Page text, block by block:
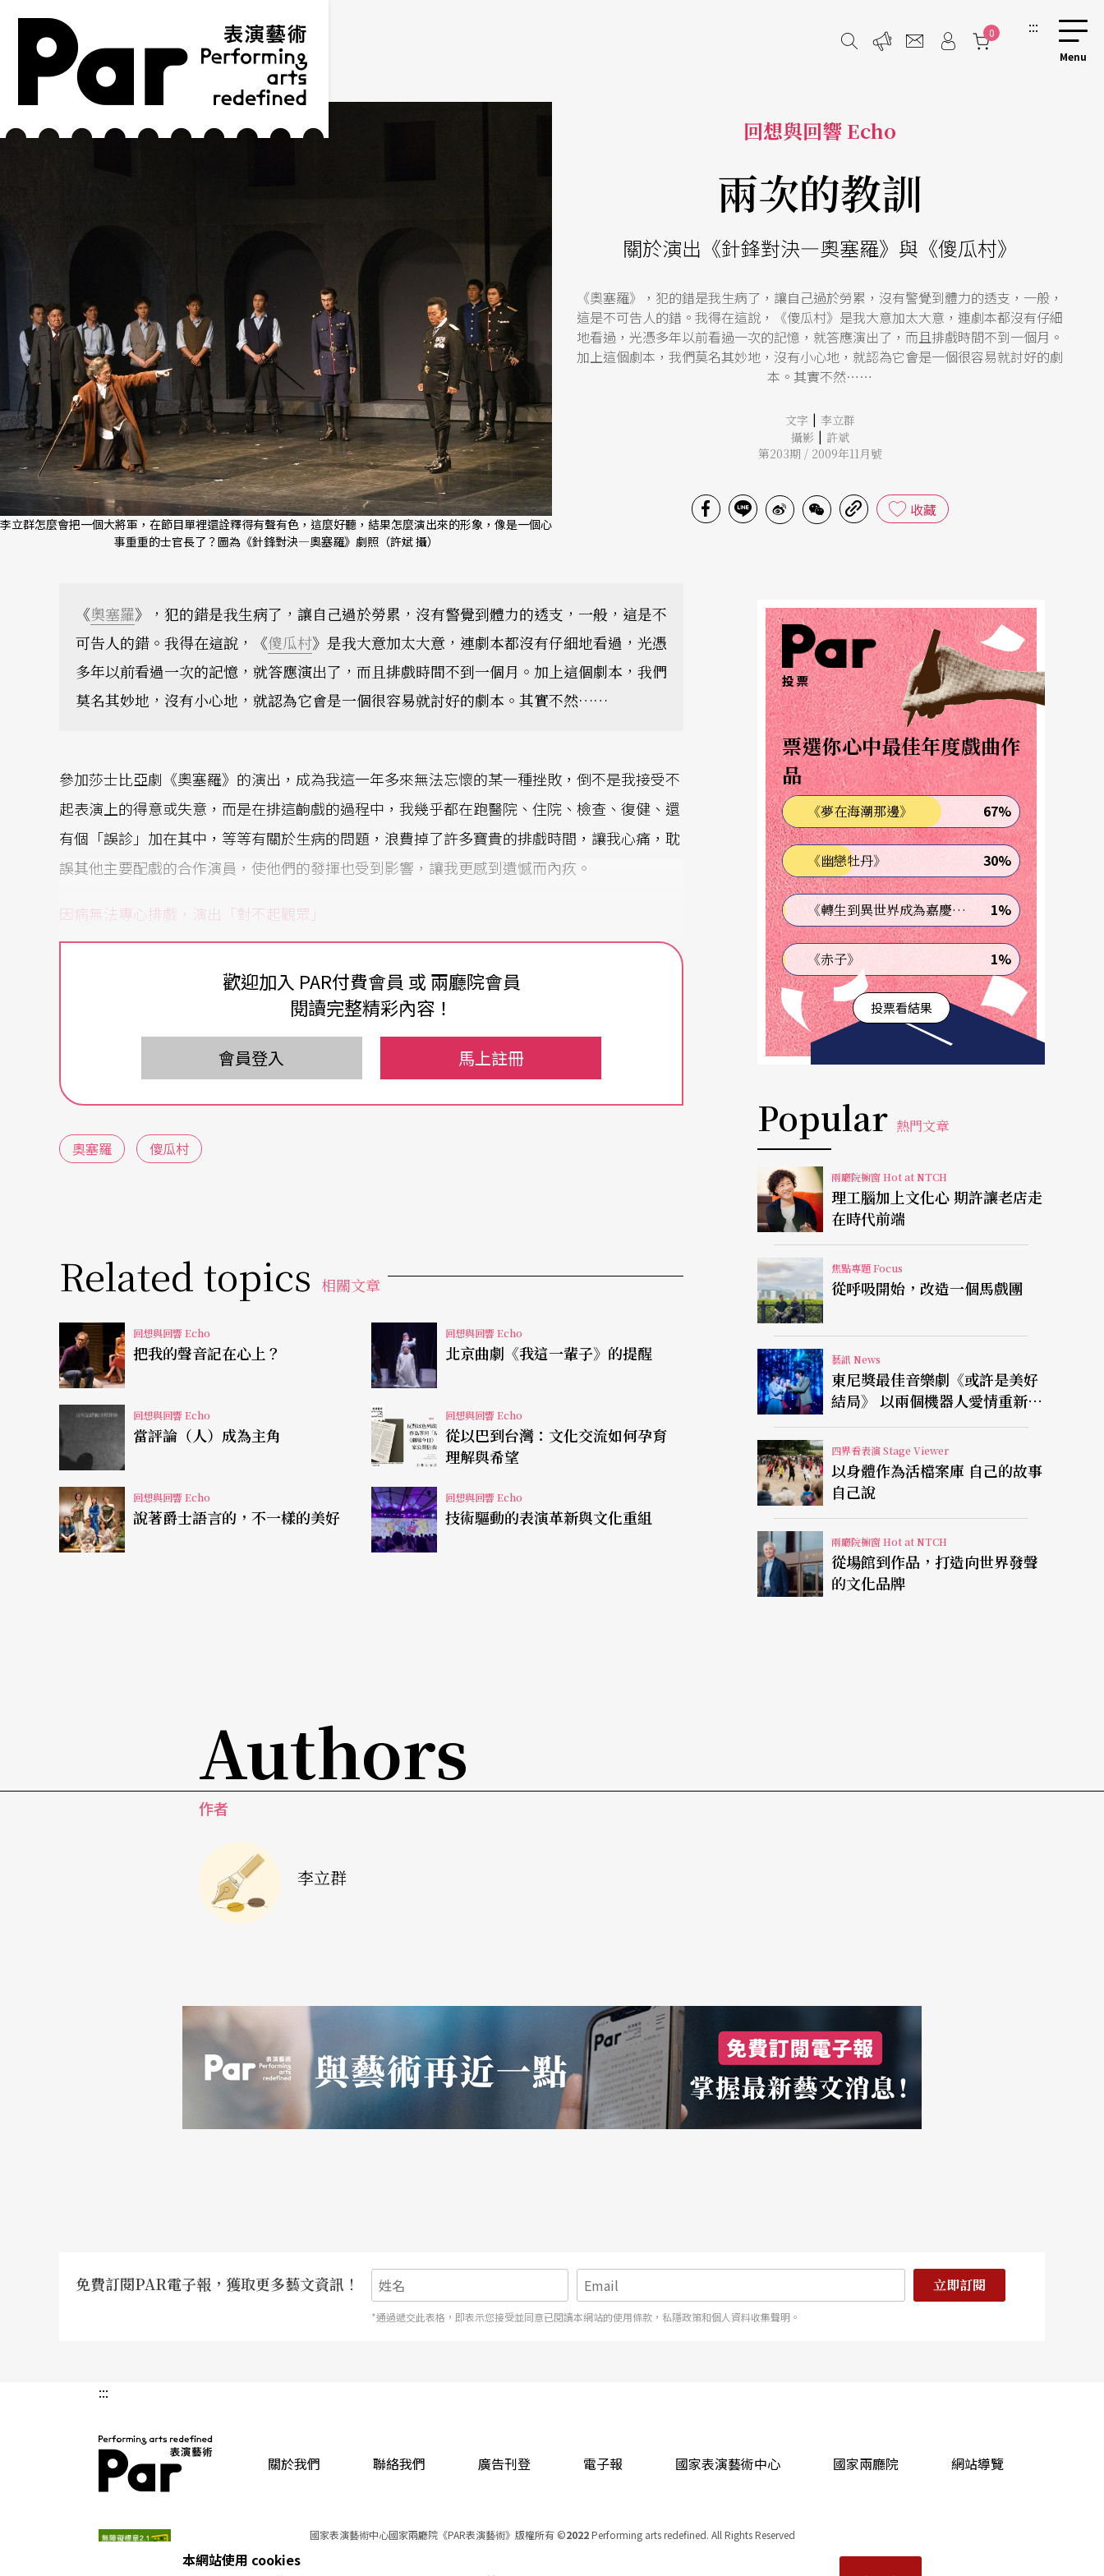
跳到主要內容區塊
網站導覽
0 :::
李立群怎麼會把一個大將軍，在節目單裡還詮釋得有聲有色，這麼好聽，結果怎麼演出來的形象，像是一個心
事重重的士官長了？圖為《針鋒對決—奧塞羅》劇照（許斌 攝）
回想與回響 Echo
兩次的教訓
關於演出《針鋒對決—奧塞羅》與《傻瓜村》
《奧塞羅》，犯的錯是我生病了，讓自己過於勞累，沒有警覺到體力的透支，一般，
這是不可告人的錯。我得在這說，《傻瓜村》是我大意加太大意，連劇本都沒有仔細
地看過，光憑多年以前看過一次的記憶，就答應演出了，而且排戲時間不到一個月。
加上這個劇本，我們莫名其妙地，沒有小心地，就認為它會是一個很容易就討好的劇
本。其實不然……
文字 | 李立群
攝影 | 許斌
第203期 / 2009年11月號
收藏
《奧塞羅》，犯的錯是我生病了，讓自己過於勞累，沒有警覺到體力的透支，一般，這是不
可告人的錯。我得在這說，《傻瓜村》是我大意加太大意，連劇本都沒有仔細地看過，光憑
多年以前看過一次的記憶，就答應演出了，而且排戲時間不到一個月。加上這個劇本，我們
莫名其妙地，沒有小心地，就認為它會是一個很容易就討好的劇本。其實不然……
參加莎士比亞劇《奧塞羅》的演出，成為我這一年多來無法忘懷的某一種挫敗，倒不是我接受不
起表演上的得意或失意，而是在排這齣戲的過程中，我幾乎都在跑醫院、住院、檢查、復健、還
有個「誤診」加在其中，等等有關於生病的問題，浪費掉了許多寶貴的排戲時間，讓我心痛，耽
誤其他主要配戲的合作演員，使他們的發揮也受到影響，讓我更感到遺憾而內疚。
因病無法專心排戲，演出「對不起觀眾」
而且要命的是，票還很早就賣光了，這意味著觀眾是等著要看一場好戲的；我汗流滿面、背後濕
透地，苦撐著在高雄演完了首演的頭二場，雖然我絕不會讓台下的朋友看出我有狀況，但是，任
何一齣戲，就是要上演了，才更清楚地感受到一個戲的輪廓、演出的好壞以及問題的所在……我
頹喪地在後台，在旅館，在回台北的巴士上，極力地反省因為我在排戲的期間生病，所造成的問
題，一一地找出奧塞羅這個角色，所沒有做到的地方；排戲就是排戲，「排戲」這件事情最了不
起的地方，就是可以讓演員在能夠放鬆的情況下，冷靜地，塗塗抹抹地，去找到一個表演的方
向，表演的點點滴滴，尤其是表演的方向，也可以說是目標吧，當一個角色的方向和目標確立無
誤的時候，比你在台上拼命地、專注地演出都重要；當戲已經上演的時候，如同箭已離弦了，類
出來，原本還以為自己經驗夠多，反應夠快，應該可以在對角色有過仔細的研究之後，似乎就可
但是病倒了是真的，票也不能退了，眼看著一定要對不起觀眾了，心裡頭悶的……找不到任何藉
口來安慰自己，你是一個幾乎什麼仗都打過的老演員了，怎麼可以不知道體力的維護，是不可大
意的事情？舞台劇演員，哪裡有資格生病？尤其這個腰椎間盤突出的病，是累出來的病，我怎麼
可以讓自己的體力精力累到失控，累到老天爺都讓你躺下了，站也站不直，沒有時間去開刀，就
等；我不敢難過，但是心裡想哭……。演出的評語有人說：「伊阿古像個好人，奧塞羅變小
了……」說的沒錯，而且說的是很客氣，戲已經上演，改動起來非常危險，但是我必須得去改，
個人狀態不良，連累了其他演員的努力
我個人的狀態不良，影響了別的演員，而連累他們的努力。比方說金士傑所飾演的伊阿古，在排
練的時候，我看到他是如何努力地檢查自己的表演，練習各種心理情況，調節自己的聲音、情
我的體力讓我沒有辦法參加排練和參加討論的次數太多了，所以也直接連累了金寶在台上原本可
以使出的力氣。一個演員練習的很多，很細；另一個演員幾乎沒練，自然就粗糙。不瞭解內情的
會把一個大將軍，在節目單裡還詮釋得有聲有色，這麼好聽，結果怎麼演出來的形象，像是一個
心事重重的士官長了？其實，這些都是給那一場不該生的病，給鬧的。在台上沒能夠接住伊阿古
的戲，內在的個性和氣質，也沒能給伊阿古造成一定的壓力，戲自然就不好看了。奧塞羅深愛的
妻子，沒演出來深愛；當然妻子深愛著奧塞羅的表現，也是孤掌難鳴，也是會被連累的。這些這
些，如果換成了其他演員生病，我的表演同樣也會被連累的。在台北加演場的時候，雖然我已經
而，《傻瓜村》，是《奧塞羅》過了一年後的演出，我的傷病早好了，但是對不起觀眾的感覺，
的時候，從來不會去騙，或刻意去誘導觀眾，我的原則一向是「假話全不說，真話不全說」就行
了，但是這次宣傳的海報上，說「尼爾．賽門喜劇……李立群喜劇……」這兩點把很多人唬住
了，許多許多朋友，會認為是一齣上乘喜劇，對它有很多期待，而我們並沒有事先說它是一個
「實驗」性很強的喜劇。我的心情是五味雜陳，觀眾在謝幕的時候，分配給我及我們的掌聲，我
《傻瓜村》為什麼這麼讓觀眾失望，我有幾句沒說的真話，趕快說吧！《奧塞羅》，犯的錯是我
歡迎加入 PAR付費會員 或 兩廳院會員
閱讀完整精彩內容！
會員登入 馬上註冊
奧塞羅 傻瓜村
Related topics 相關文章
回想與回響 Echo
把我的聲音記在心上？
回想與回響 Echo
北京曲劇《我這一輩子》的提醒
回想與回響 Echo
當評論（人）成為主角
回想與回響 Echo
從以巴到台灣：文化交流如何孕育
理解與希望
回想與回響 Echo
說著爵士語言的，不一樣的美好
回想與回響 Echo
技術驅動的表演革新與文化重組
投票
票選你心中最佳年度戲曲作
品
《夢在海潮那邊》 67%
《幽戀牡丹》 30%
《轉生到異世界成為嘉慶君—發現我的祖先是詐騙集團!?》 1%
《赤子》 1%
投票看結果
Popular 熱門文章
兩廳院櫥窗 Hot at NTCH
理工腦加上文化心 期許讓老店走
在時代前端
焦點專題 Focus
從呼吸開始，改造一個馬戲團
藝訊 News
東尼獎最佳音樂劇《或許是美好
結局》 以兩個機器人愛情重新凝
視有限人生
四界看表演 Stage Viewer
以身體作為活檔案庫 自己的故事
自己說
兩廳院櫥窗 Hot at NTCH
從場館到作品，打造向世界發聲
的文化品牌
Authors
作者
李立群
免費訂閱PAR電子報，獲取更多藝文資訊！ 立即訂閱
*通過遞交此表格，即表示您接受並同意已閱讀本網站的使用條款，私隱政策和個人資料收集聲明。
:::
關於我們 聯絡我們 廣告刊登 電子報 國家表演藝術中心 國家兩廳院 網站導覽
國家表演藝術中心國家兩廳院《PAR表演藝術》版權所有©2022Performing arts redefined. All Rights Reserved
本網站使用 cookies